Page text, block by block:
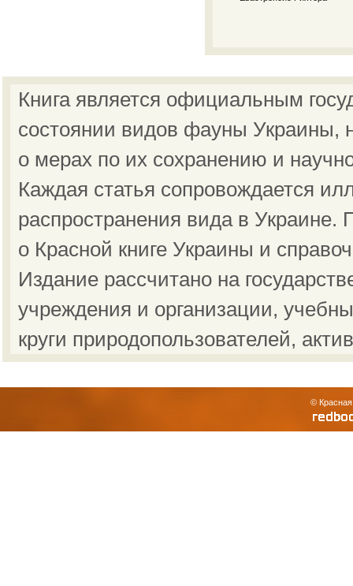
Книга является официальным
состоянии видов фауны Украины,
о мерах по их сохранению и
Каждая статья сопровождается
распространения вида в
о Красной книге Украины и
Издание рассчитано на
учреждения и организации,
круги природопользователей,
©